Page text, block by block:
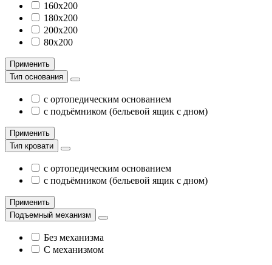
160х200
180х200
200х200
80х200
Применить
Тип основания
с ортопедическим основанием
с подъёмником (бельевой ящик с дном)
Применить
Тип кровати
с ортопедическим основанием
с подъёмником (бельевой ящик с дном)
Применить
Подъемный механизм
Без механизма
С механизмом